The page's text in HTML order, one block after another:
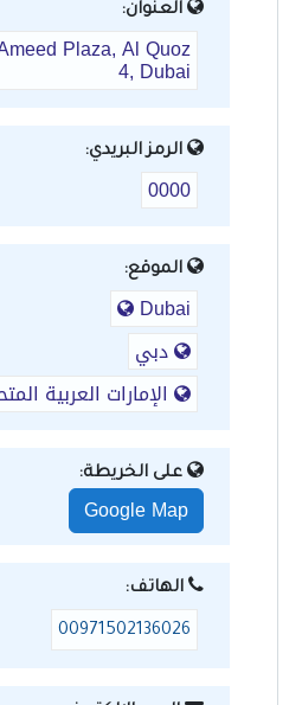
العنوان:
Plaza, Al Quoz
4, Dubai
الرمز البريدي:
0000
الموقع:
Dubai
دبي
الإمارات العربية
على الخريطة:
Google Map
الهاتف:
00971502136026